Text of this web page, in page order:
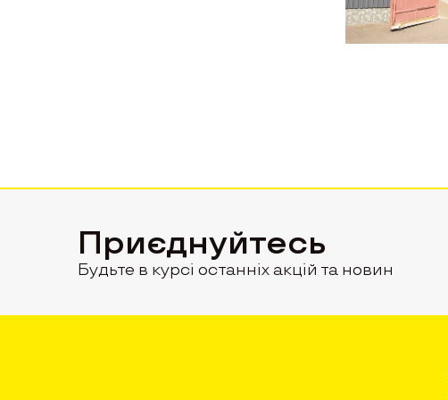
Приєднуйтесь
Будьте в курсі останніх акцій та новин